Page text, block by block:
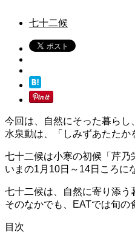
七十二候
今回は、自然にそった暮らし
水泉動は、「しみずあたたか
七十二候は小寒の初候「芹乃
いまの1月10日～14日ころに
七十二候は、自然に寄り添う
そのなかでも、EATでは旬の
目次